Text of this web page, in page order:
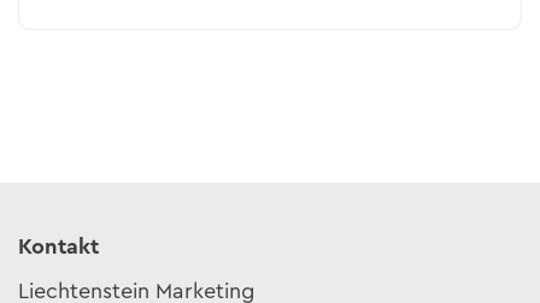
Kontakt
Liechtenstein Marketing